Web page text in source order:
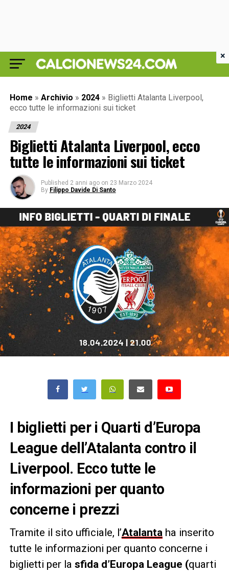
Home » Archivio » 2024 » Biglietti Atalanta Liverpool,
ecco tutte le informazioni sui ticket
2024
Biglietti Atalanta Liverpool, ecco
tutte le informazioni sui ticket
Published 2 anni ago on 23 Marzo 2024
By Filippo Davide Di Santo
I biglietti per i Quarti d’Europa
League dell’Atalanta contro il
Liverpool. Ecco tutte le
informazioni per quanto
concerne i prezzi
Tramite il sito ufficiale, l’Atalanta ha inserito
tutte le informazioni per quanto concerne i
biglietti per la sfida d’Europa League (quarti
×